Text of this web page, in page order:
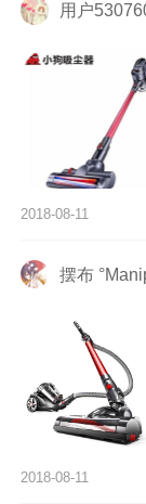
用户
2018-08-11
摆布
2018-08-11